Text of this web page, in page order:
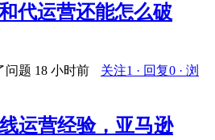
代运营还能怎么破
问题 18 小时前
关注1 · 回复0 · 浏
运营经验，亚马逊